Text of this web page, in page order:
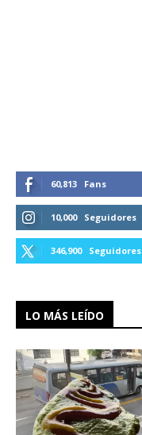
60,813 Fans
10,000 Seguidores
346,900 Seguidores
LO MÁS LEÍDO